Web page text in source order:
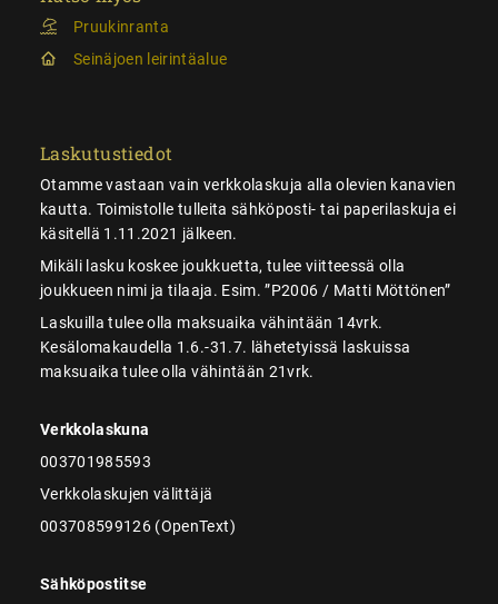
Pruukinranta
Seinäjoen leirintäalue
Laskutustiedot
Otamme vastaan vain verkkolaskuja alla olevien kanavien
kautta. Toimistolle tulleita sähköposti- tai paperilaskuja ei
käsitellä 1.11.2021 jälkeen.
Mikäli lasku koskee joukkuetta, tulee viitteessä olla
joukkueen nimi ja tilaaja. Esim. ”P2006 / Matti Möttönen”
Laskuilla tulee olla maksuaika vähintään 14vrk.
Kesälomakaudella 1.6.-31.7. lähetetyissä laskuissa
maksuaika tulee olla vähintään 21vrk.
Verkkolaskuna
003701985593
Verkkolaskujen välittäjä
003708599126 (OpenText)
Sähköpostitse